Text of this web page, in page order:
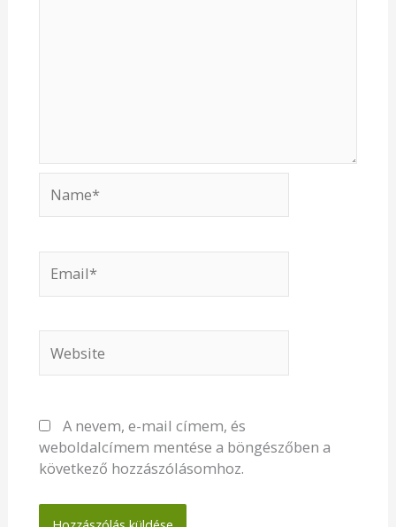
A nevem, e-mail címem, és
weboldalcímem mentése a böngészőben a
következő hozzászólásomhoz.